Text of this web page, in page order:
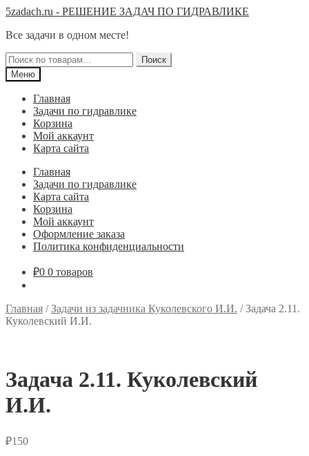
Перейти
навигации
Перейти
содержимому
5zadach.ru - РЕШЕНИЕ ЗАДАЧ ПО ГИДРАВЛИКЕ
Все задачи в одном месте!
Искать:
Поиск
Меню
Главная
Задачи по гидравлике
Корзина
Мой аккаунт
Карта сайта
Главная
Задачи по гидравлике
Карта сайта
Корзина
Мой аккаунт
Оформление заказа
Политика конфиденциальности
₽0 0 товаров
Главная /Задачи из задачника Куколевского И.И. /Задача 2.11.
Куколевский И.И.
Задача 2.11. Куколевский
И.И.
₽150